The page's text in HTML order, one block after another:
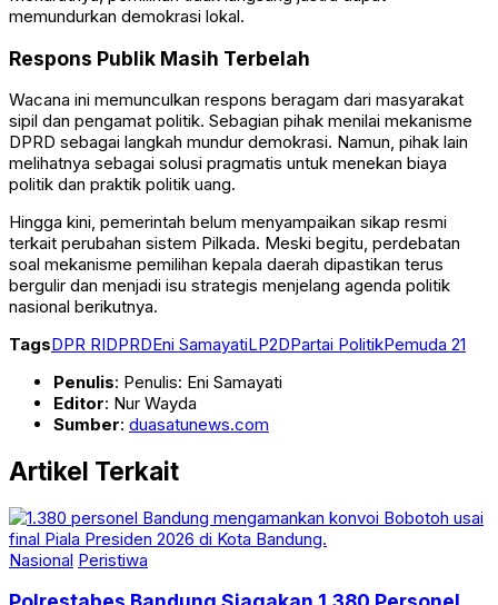
memundurkan demokrasi lokal.
Respons Publik Masih Terbelah
Wacana ini memunculkan respons beragam dari masyarakat
sipil dan pengamat politik. Sebagian pihak menilai mekanisme
DPRD sebagai langkah mundur demokrasi. Namun, pihak lain
melihatnya sebagai solusi pragmatis untuk menekan biaya
politik dan praktik politik uang.
Hingga kini, pemerintah belum menyampaikan sikap resmi
terkait perubahan sistem Pilkada. Meski begitu, perdebatan
soal mekanisme pemilihan kepala daerah dipastikan terus
bergulir dan menjadi isu strategis menjelang agenda politik
nasional berikutnya.
TagsDPR RIDPRDEni SamayatiLP2DPartai PolitikPemuda 21
Penulis: Penulis: Eni Samayati
Editor: Nur Wayda
Sumber: duasatunews.com
Artikel Terkait
Nasional Peristiwa